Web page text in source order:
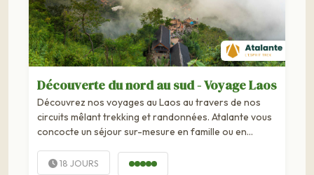
Découverte du nord au sud - Voyage Laos
Découvrez nos voyages au Laos au travers de nos
circuits mêlant trekking et randonnées. Atalante vous
concocte un séjour sur-mesure en famille ou en
18 JOURS